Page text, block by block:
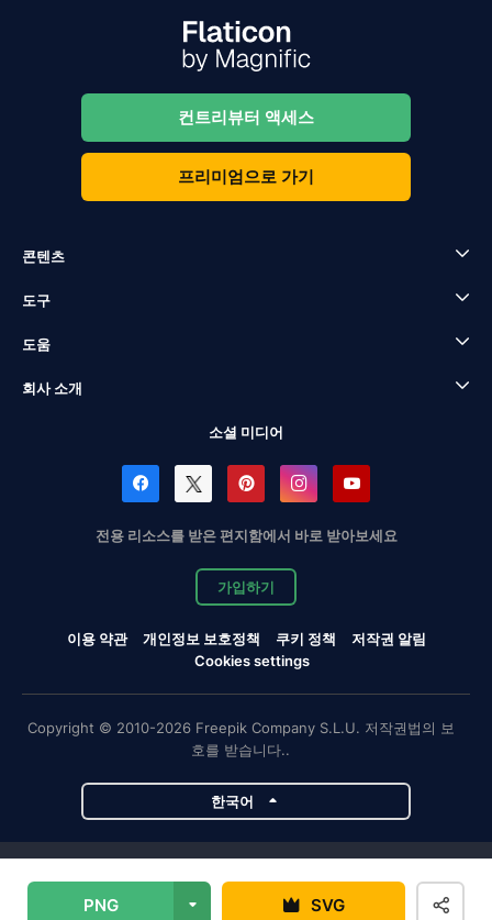
PNG SVG
컨트리뷰터 액세스
프리미엄으로 가기
콘텐츠
도구
도움
회사 소개
소셜 미디어
전용 리소스를 받은 편지함에서 바로 받아보세요
가입하기
이용 약관 개인정보 보호정책 쿠키 정책
저작권 알림
Cookies settings
Copyright © 2010-2026 Freepik Company S.L.U. 저작권법의 보
호를 받습니다..
한국어